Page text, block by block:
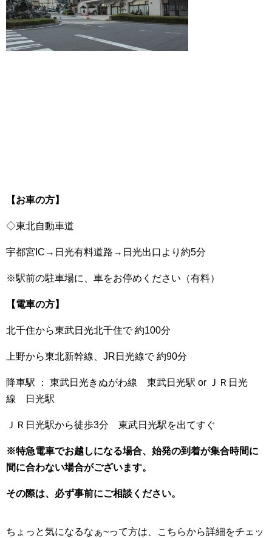
【お車の方】
◇東北自動車道
宇都宮IC→日光有料道路→日光出口より約5分
※駅前の駐車場に、車をお停めください（有料）
【電車の方】
北千住から東武日光北千住で 約100分
上野から東北新幹線、JR日光線で 約90分
降車駅 ： 東武日光きぬがわ線 東武日光駅 or ＪＲ日光
線 日光駅
ＪＲ日光駅から徒歩3分 東武日光駅を出てすぐ
※特急電車でお越しになる場合、始発の到着が集合時間に
間に合わない場合がございます。
その際は、必ず事前にご相談ください。
ちょっと気になるなぁ~って方は、こちらから詳細をチェッ